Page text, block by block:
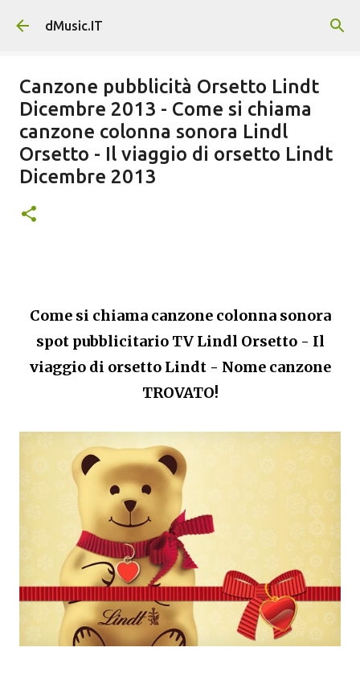
Passa ai contenuti principali
dMusic.IT
Canzone pubblicità Orsetto Lindt
Dicembre 2013 - Come si chiama
canzone colonna sonora Lindl
Orsetto - Il viaggio di orsetto Lindt
Dicembre 2013
Come si chiama canzone colonna sonora
spot pubblicitario TV Lindl Orsetto - Il
viaggio di orsetto Lindt - Nome canzone
TROVATO!